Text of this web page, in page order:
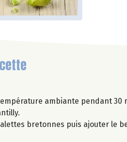
ambiante pendant
bretonnes puis ajouter le